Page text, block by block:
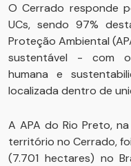
O Cerrado responde
UCs, sendo 97%
Proteção Ambiental
sustentável - com
humana e
localizada dentro de
A APA do Rio Preto,
território no Cerrado,
(7.701 hectares) no